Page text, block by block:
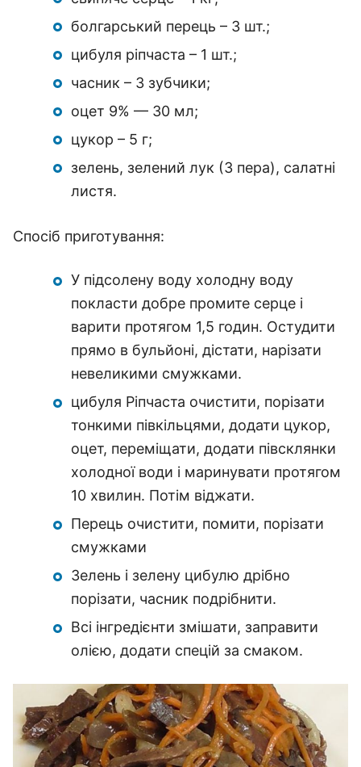
болгарський перець – 3 шт.;
цибуля ріпчаста – 1 шт.;
часник – 3 зубчики;
оцет 9% — 30 мл;
цукор – 5 г;
зелень, зелений лук (3 пера), салатні
листя.
Спосіб приготування:
У підсолену воду холодну воду
покласти добре промите серце і
варити протягом 1,5 годин. Остудити
прямо в бульйоні, дістати, нарізати
невеликими смужками.
цибуля Ріпчаста очистити, порізати
тонкими півкільцями, додати цукор,
оцет, переміщати, додати півсклянки
холодної води і маринувати протягом
10 хвилин. Потім віджати.
Перець очистити, помити, порізати
смужками
Зелень і зелену цибулю дрібно
порізати, часник подрібнити.
Всі інгредієнти змішати, заправити
олією, додати спецій за смаком.